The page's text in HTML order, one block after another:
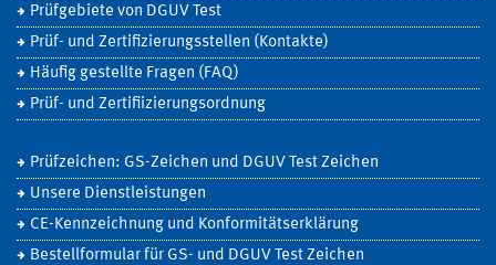
Prüfgebiete von DGUV Test
Prüf- und Zertifizierungsstellen (Kontakte)
Häufig gestellte Fragen (FAQ)
Prüf- und Zertifiizierungsordnung
Prüfzeichen: GS-Zeichen und DGUV Test Zeichen
Unsere Dienstleistungen
CE-Kennzeichnung und Konformitätserklärung
Bestellformular für GS- und DGUV Test Zeichen